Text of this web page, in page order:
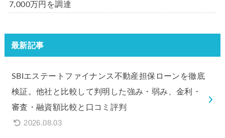
7,000万円を調達
最新記事
SBIエステートファイナンス不動産担保ローンを徹底
検証。他社と比較して判明した強み・弱み、金利・
審査・融資額比較と口コミ評判
2026.08.03